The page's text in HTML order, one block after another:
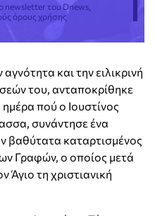
newsletter του Dnews,
όρους χρήσης
και την ειλικρινή
του, ανταποκρίθηκε
πού ο Ιουστίνος
συνάντησε ένα
βαθύτατα καταρτισμένος
Γραφών, ο οποίος μετά
Άγιο τη χριστιανική